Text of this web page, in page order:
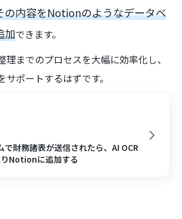
の内容をNotionのようなデータベ
加できます。
理までのプロセスを大幅に効率化し、
ポートするはずです。
財務諸表が送信されたら、AI OCR
Notionに追加する